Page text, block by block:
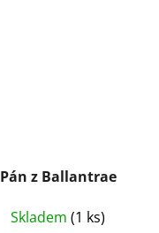
Pán z Ballantrae
Skladem (1 ks)